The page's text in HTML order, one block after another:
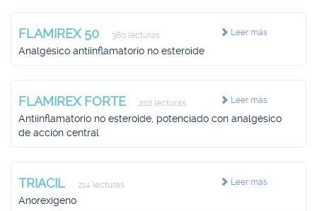
Leer más
FLAMIREX 50 360 lecturas
Analgésico antiinflamatorio no esteroide
Leer más
FLAMIREX FORTE 202 lecturas
Antiinflamatorio no esteroide, potenciado con analgésico
de acción central
Leer más
TRIACIL 214 lecturas
Anorexígeno